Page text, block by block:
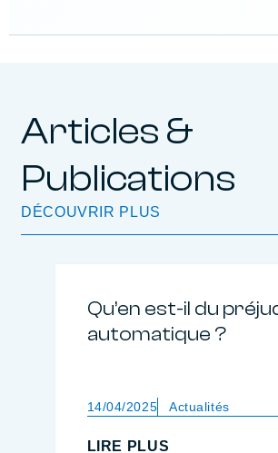
Articles &
Publications
DÉCOUVRIR PLUS
Qu’en est-il du
automatique ?
14/04/2025 Actualités
LIRE PLUS